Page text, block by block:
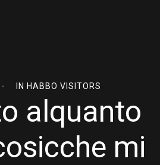
IN HABBO VISITORS
alquanto
mi